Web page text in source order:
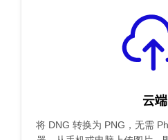
云端
将 DNG 转换为 PNG，无需